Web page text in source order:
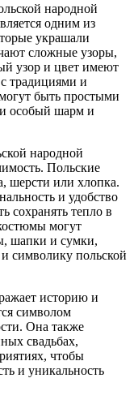
народной
одним из
украшали
сложные узоры,
узор и цвет имеют
традициями и
быть простыми
особый шарм и
народной
Польские
шерсти или хлопка.
и удобство
сохранять тепло в
могут
шапки и сумки,
символику польской
историю и
символом
Она также
свадьбах,
чтобы
и уникальность